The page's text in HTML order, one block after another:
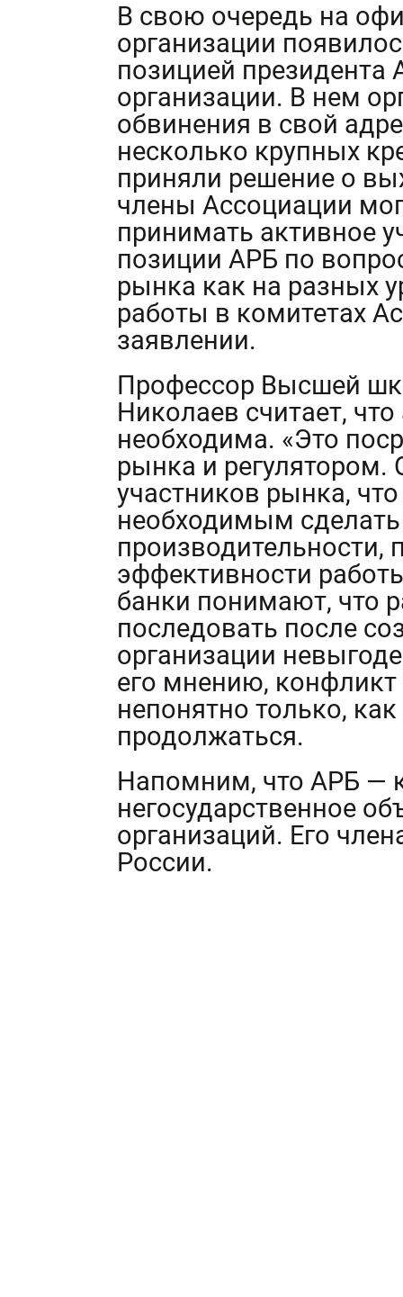
В свою очередь на
организации
позицией президента
организации. В нем
обвинения в свой
несколько крупных
приняли решение о
члены Ассоциации
принимать активное
позиции АРБ по
рынка как на разных
работы в комитетах
заявлении.
Профессор Высшей
Николаев считает,
необходима. «Это
рынка и регулятором.
участников рынка,
необходимым
производительности,
эффективности
банки понимают, что
последовать после
организации
его мнению, конфликт
непонятно только,
продолжаться.
Напомним, что АРБ —
негосударственное
организаций. Его
России.